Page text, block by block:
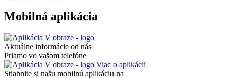
Mobilná aplikácia
Aktuálne informácie od nás
Priamo vo vašom telefóne
Viac o aplikácii
Stiahnite si našu mobilnú aplikáciu na